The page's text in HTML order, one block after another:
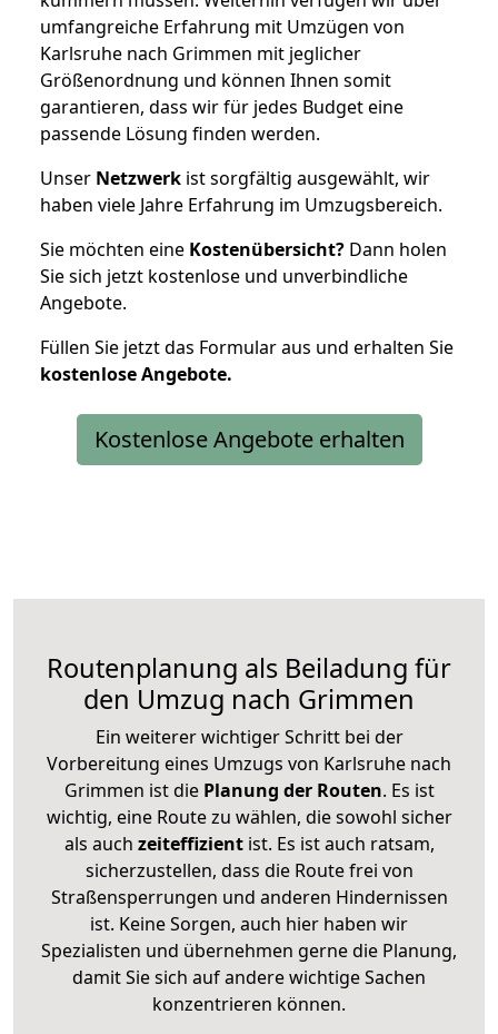
umfangreiche Erfahrung mit Umzügen von
Karlsruhe nach Grimmen mit jeglicher
Größenordnung und können Ihnen somit
garantieren, dass wir für jedes Budget eine
passende Lösung finden werden.
Unser Netzwerk ist sorgfältig ausgewählt, wir
haben viele Jahre Erfahrung im Umzugsbereich.
Sie möchten eine Kostenübersicht? Dann holen
Sie sich jetzt kostenlose und unverbindliche
Angebote.
Füllen Sie jetzt das Formular aus und erhalten Sie
kostenloseAngebote.
Kostenlose Angebote erhalten
Routenplanung als Beiladung für
den Umzug nach Grimmen
Ein weiterer wichtiger Schritt bei der
Vorbereitung eines Umzugs von Karlsruhe nach
Grimmen ist diePlanung der Routen. Es ist
wichtig, eine Route zu wählen, die sowohl sicher
als auch zeiteffizientist. Es ist auch ratsam,
sicherzustellen, dass die Route frei von
Straßensperrungen und anderen Hindernissen
ist. Keine Sorgen, auch hier haben wir
Spezialisten und übernehmen gerne die Planung,
damit Sie sich auf andere wichtige Sachen
konzentrieren können.